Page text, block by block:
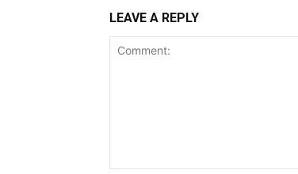
LEAVE A REPLY